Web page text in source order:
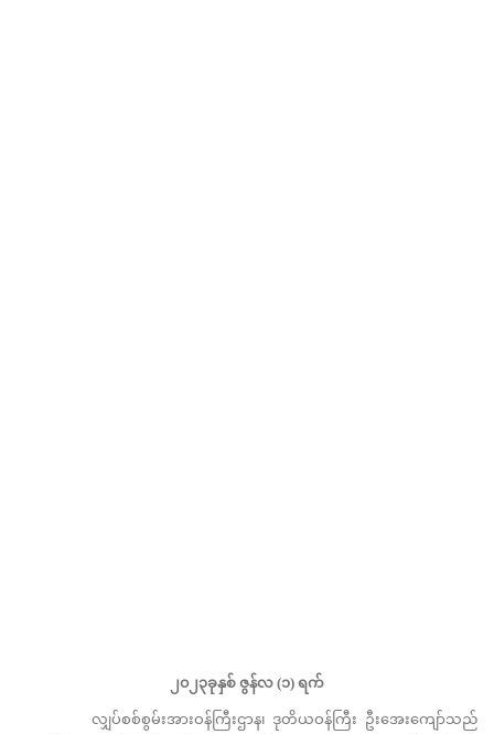
၂၀၂၃ခုနှစ် ဇွန်လ (၁) ရက်
လျှပ်စစ်စွမ်းအားဝန်ကြီးဌာန၊ ဒုတိယဝန်ကြီး ဦးအေးကျော်သည်